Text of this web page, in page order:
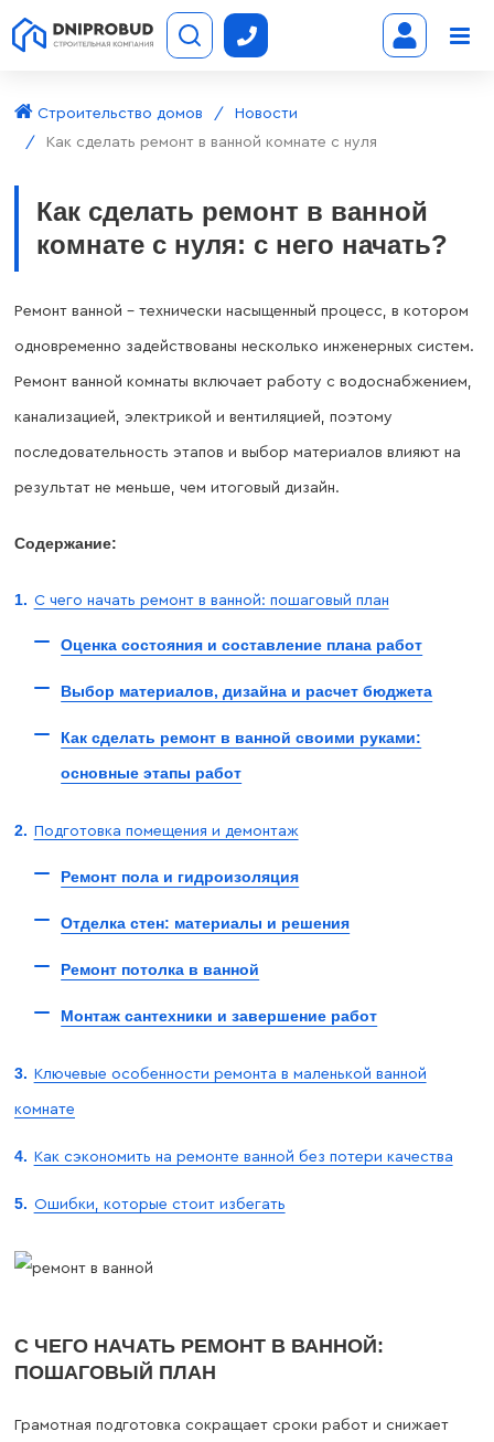
Строительство домов
Новости
Как сделать ремонт в ванной комнате с нуля
Как сделать ремонт в ванной
комнате с нуля: с него начать?
Ремонт ванной – технически насыщенный процесс, в котором
одновременно задействованы несколько инженерных систем.
Ремонт ванной комнаты включает работу с водоснабжением,
канализацией, электрикой и вентиляцией, поэтому
последовательность этапов и выбор материалов влияют на
результат не меньше, чем итоговый дизайн.
Содержание:
С чего начать ремонт в ванной: пошаговый план
Оценка состояния и составление плана работ
Выбор материалов, дизайна и расчет бюджета
Как сделать ремонт в ванной своими руками:
основные этапы работ
Подготовка помещения и демонтаж
Ремонт пола и гидроизоляция
Отделка стен: материалы и решения
Ремонт потолка в ванной
Монтаж сантехники и завершение работ
Ключевые особенности ремонта в маленькой ванной
комнате
Как сэкономить на ремонте ванной без потери качества
Ошибки, которые стоит избегать
С ЧЕГО НАЧАТЬ РЕМОНТ В ВАННОЙ:
ПОШАГОВЫЙ ПЛАН
Грамотная подготовка сокращает сроки работ и снижает